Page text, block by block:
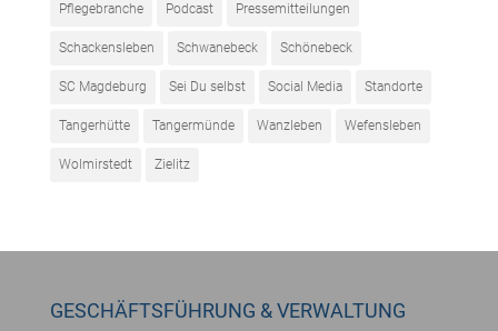
Pflegebranche Podcast Pressemitteilungen
Schackensleben Schwanebeck Schönebeck
SC Magdeburg Sei Du selbst Social Media Standorte
Tangerhütte Tangermünde Wanzleben Wefensleben
Wolmirstedt Zielitz
GESCHÄFTSFÜHRUNG & VERWALTUNG